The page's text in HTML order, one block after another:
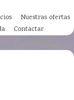
Nuestras ofertas
Contactar